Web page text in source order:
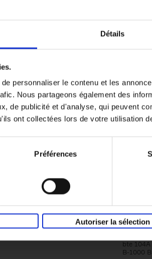
Détails
personnaliser le contenu et les
Nous partageons également des
de publicité et d'analyse, qui peuvent
ont collectées lors de votre utilisation
Préférences
Autoriser la sélection
filter
Planning to
Clo Willaerts
Couverture souple
Société
Qui sommes-nous?
Éditions
Tour &
bte 104A
B-1000